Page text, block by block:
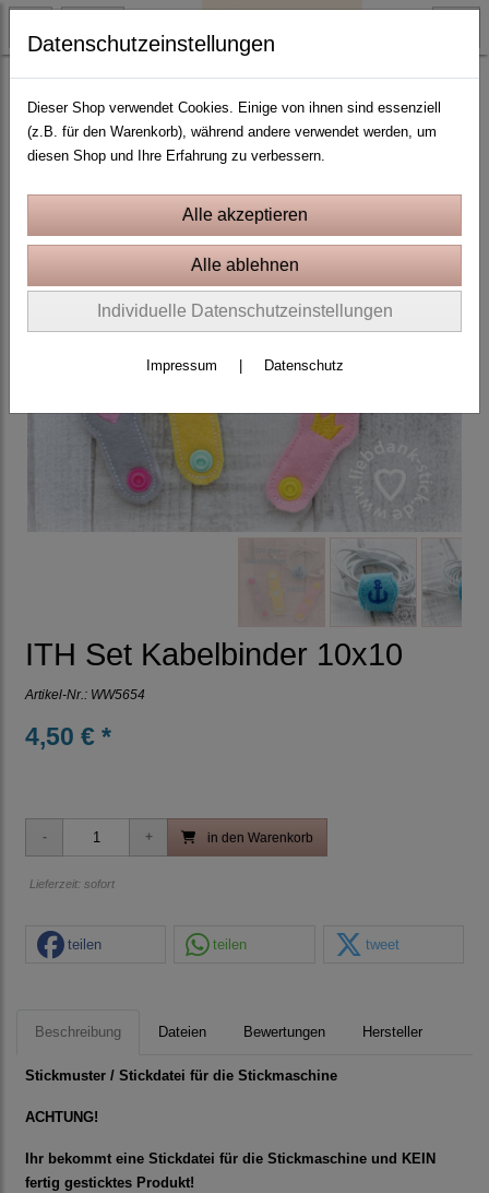
ITH Stickprojekte In the Hoop
ITH Set Kabelbinder 10x10
Artikel-Nr.: WW5654
4,50 € *
in den Warenkorb
Lieferzeit: sofort
teilen teilen tweet
Beschreibung Dateien Bewertungen Hersteller
Stickmuster / Stickdatei für die Stickmaschine
ACHTUNG!
Ihr bekommt eine Stickdatei für die Stickmaschine und KEIN
fertig gesticktes Produkt!
Datenschutzeinstellungen
Dieser Shop verwendet Cookies. Einige von ihnen sind essenziell
(z.B. für den Warenkorb), während andere verwendet werden, um
diesen Shop und Ihre Erfahrung zu verbessern.
Individuelle Datenschutzeinstellungen
Impressum Datenschutz